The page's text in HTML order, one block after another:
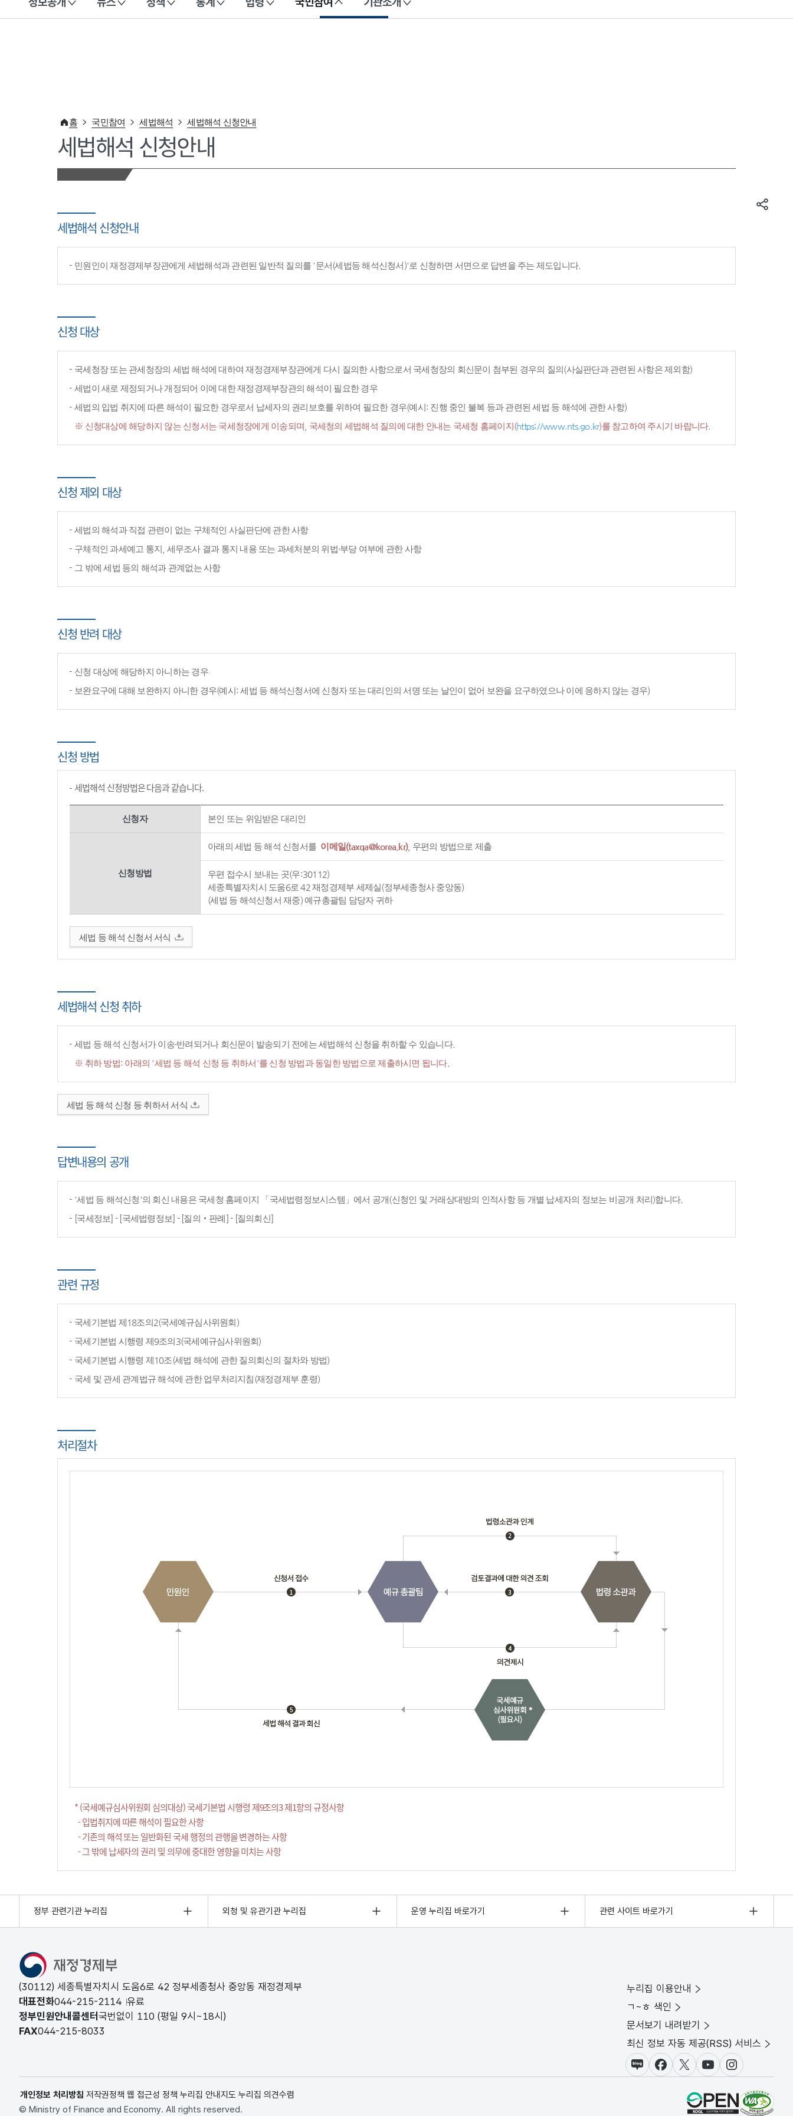
이 누리집은 대한민국 공식 전자정부 누리집입니다.
홈 국민참여 세법해석 세법해석 신청안내
세법해석 신청안내
세법해석 신청안내
민원인이 재정경제부장관에게 세법해석과 관련된 일반적 질의를 '문서(세법등 해석신청서)'로 신청하면 서면으로 답변을 주는 제도입니다.
신청 대상
국세청장 또는 관세청장의 세법 해석에 대하여 재정경제부장관에게 다시 질의한 사항으로서 국세청장의 회신문이 첨부된 경우의 질의(사실판단과 관련된 사항은 제외함)
세법이 새로 제정되거나 개정되어 이에 대한 재정경제부장관의 해석이 필요한 경우
세법의 입법 취지에 따른 해석이 필요한 경우로서 납세자의 권리보호를 위하여 필요한 경우(예시: 진행 중인 불복 등과 관련된 세법 등 해석에 관한 사항)
※ 신청대상에 해당하지 않는 신청서는 국세청장에게 이송되며, 국세청의 세법해석 질의에 대한 안내는 국세청 홈페이지(https://www.nts.go.kr)를 참고하여 주시기 바랍니다.
신청 제외 대상
세법의 해석과 직접 관련이 없는 구체적인 사실판단에 관한 사항
구체적인 과세예고 통지, 세무조사 결과 통지 내용 또는 과세처분의 위법·부당 여부에 관한 사항
그 밖에 세법 등의 해석과 관계없는 사항
신청 반려 대상
신청 대상에 해당하지 아니하는 경우
보완요구에 대해 보완하지 아니한 경우(예시: 세법 등 해석신청서에 신청자 또는 대리인의 서명 또는 날인이 없어 보완을 요구하였으나 이에 응하지 않는 경우)
신청 방법
세법해석 신청방법은 다음과 같습니다.
신청자 본인 또는 위임받은 대리인
신청방법
아래의 세법 등 해석 신청서를 이메일(taxqa@korea.kr), 우편의 방법으로 제출
우편 접수시 보내는 곳(우:30112)
세종특별자치시 도움6로 42 재정경제부 세제실(정부세종청사 중앙동)
(세법 등 해석신청서 재중) 예규총괄팀 담당자 귀하
세법 등 해석 신청서 서식
세법해석 신청 취하
세법 등 해석 신청서가 이송·반려되거나 회신문이 발송되기 전에는 세법해석 신청을 취하할 수 있습니다.
※ 취하 방법: 아래의 '세법 등 해석 신청 등 취하서'를 신청 방법과 동일한 방법으로 제출하시면 됩니다.
세법 등 해석 신청 등 취하서 서식
답변내용의 공개
'세법 등 해석신청'의 회신 내용은 국세청 홈페이지 「국세법령정보시스템」에서 공개(신청인 및 거래상대방의 인적사항 등 개별 납세자의 정보는 비공개 처리)합니다.
[국세정보] - [국세법령정보] - [질의‧판례] - [질의회신]
관련 규정
국세기본법 제18조의2(국세예규심사위원회)
국세기본법 시행령 제9조의3(국세예규심사위원회)
국세기본법 시행령 제10조(세법 해석에 관한 질의회신의 절차와 방법)
국세 및 관세 관계법규 해석에 관한 업무처리지침(재정경제부 훈령)
처리절차
* (국세예규심사위원회 심의대상) 국세기본법 시행령 제9조의3 제1항의 규정사항
- 입법취지에 따른 해석이 필요한 사항
- 기존의 해석 또는 일반화된 국세 행정의 관행을 변경하는 사항
- 그 밖에 납세자의 권리 및 의무에 중대한 영향을 미치는 사항
정부 관련기관 누리집 외청 및 유관기관 누리집 운영 누리집 바로가기 관련 사이트 바로가기
(30112) 세종특별자치시 도움6로 42 정부세종청사 중앙동 재정경제부
대표전화044-215-2114 유료
정부민원안내콜센터 국번없이 110 (평일 9시~18시)
FAX044-215-8033
누리집 이용안내
ㄱ~ㅎ 색인
문서보기 내려받기
최신 정보 자동 제공(RSS) 서비스
블로그페이스북X(트위터)
유튜브인스타그램
개인정보 처리방침 저작권정책 웹 접근성 정책 누리집 안내지도 누리집 의견수렴
© Ministry of Finance and Economy. All rights reserved.